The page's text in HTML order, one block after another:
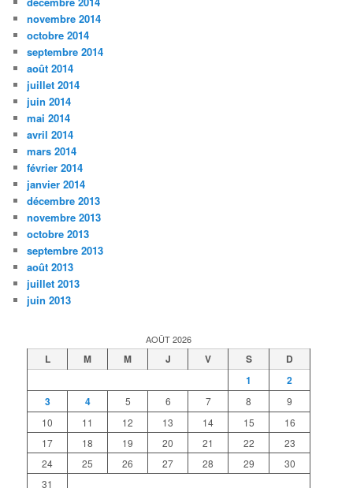
novembre 2014
octobre 2014
septembre 2014
août 2014
juillet 2014
juin 2014
mai 2014
avril 2014
mars 2014
février 2014
janvier 2014
décembre 2013
novembre 2013
octobre 2013
septembre 2013
août 2013
juillet 2013
juin 2013
AOÛT 2026
L M M J V S
D
1
2
3
4 5 6 7 8
9
10
11 12 13 14 15
16
17
18 19 20 21 22
23
24
25 26 27 28 29
30
31